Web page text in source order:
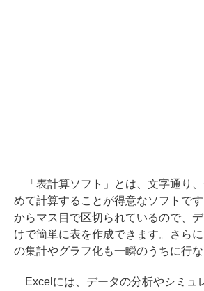
「表計算ソフト」とは、文字通り
めて計算することが得意なソフトで
からマス目で区切られているので、
けで簡単に表を作成できます。さら
の集計やグラフ化も一瞬のうちに行な
Excelには、データの分析やシミュ